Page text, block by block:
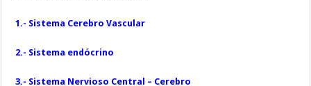
1.- Sistema Cerebro Vascular
2.- Sistema endócrino
3.- Sistema Nervioso Central – Cerebro